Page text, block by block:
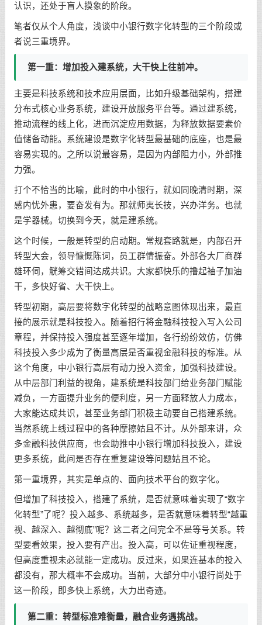
认识，还处于盲人摸象的阶段。
笔者仅从个人角度，浅谈中小银行数字化转型的三个阶段或
者说三重境界。
第一重：增加投入建系统，大干快上往前冲。
主要是科技系统和技术应用层面，比如升级基础架构，搭建
分布式核心业务系统，建设开放服务平台等。通过建系统，
推动流程的线上化，进而沉淀应用数据，为释放数据要素价
值储备动能。系统建设是数字化转型最基础的底座，也是最
容易实现的。之所以说最容易，是因为内部阻力小，外部推
力强。
打个不恰当的比喻，此时的中小银行，就如同晚清时期，深
感内忧外患，要奋发有为。那就师夷长技，兴办洋务。也就
是学器械。切换到今天，就是建系统。
这个时候，一般是转型的启动期。常规套路就是，内部召开
转型大会，领导慷慨陈词，员工群情振奋。外部各大厂商群
雄环伺，觥筹交错间达成共识。大家都快乐的撸起袖子加油
干，多快好省、大干快上。
转型初期，高层要将数字化转型的战略意图体现出来，最直
接的展示就是科技投入。随着招行将金融科技投入写入公司
章程，并保持投入强度甚至逐年增加，各行纷纷效仿，仿佛
科技投入多少成为了衡量高层是否重视金融科技的标准。从
这个角度，中小银行高层有动力投入资金，加强科技建设。
从中层部门利益的视角，建系统是科技部门给业务部门赋能
减负，一方面提升业务的便利度，另一方面释放人力成本，
大家能达成共识，甚至业务部门积极主动要自己搭建系统。
当然系统上线过程中的各种摩擦姑且不计。从外部来讲，众
多金融科技供应商，也会助推中小银行增加科技投入，建设
更多系统，此间是否存在重复建设等问题姑且不论。
第一重境界，其实是单点的、面向技术平台的数字化。
但增加了科技投入，搭建了系统，是否就意味着实现了“数字
化转型”了呢？投入越多、系统越多，是否就意味着转型“越重
视、越深入、越彻底”呢？这二者之间完全不是等号关系。转
型要看效果，投入要有产出。投入高，可以佐证重视程度，
但高度重视未必就能一定成功。反过来，如果连基本的投入
都没有，那大概率不会成功。当前，大部分中小银行尚处于
这一阶段，即多快上系统，大力出奇迹。
第二重：转型标准难衡量，融合业务遇挑战。